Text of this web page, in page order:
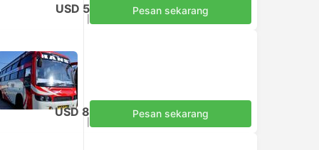
USD 5 Pesan sekarang
USD 8 Pesan sekarang